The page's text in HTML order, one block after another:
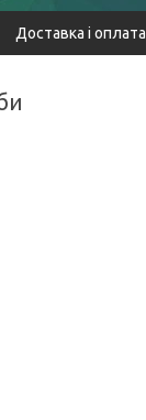
Доставка і оплата